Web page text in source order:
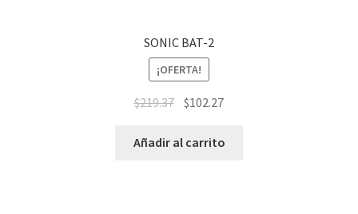
SONIC BAT-2
¡OFERTA!
$219.37 $102.27
Añadir al carrito